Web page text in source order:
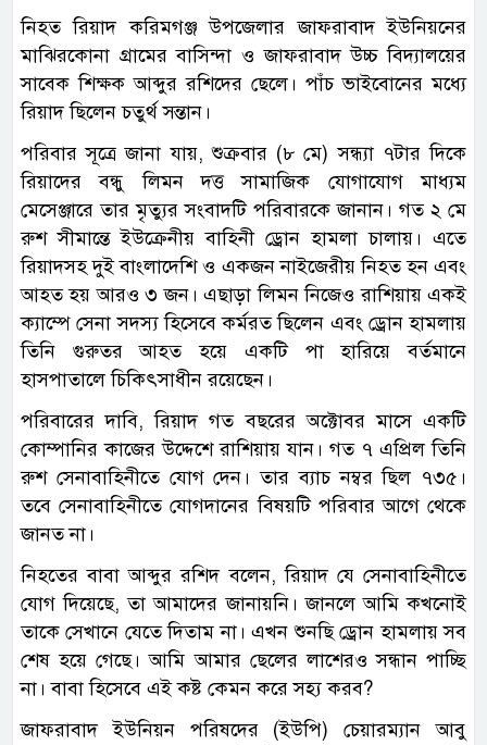
নিহত রিয়াদ করিমগঞ্জ উপজেলার জাফরাবাদ ইউনিয়নের
মাঝিরকোনা গ্রামের বাসিন্দা ও জাফরাবাদ উচ্চ বিদ্যালয়ের
সাবেক শিক্ষক আব্দুর রশিদের ছেলে। পাঁচ ভাইবোনের মধ্যে
রিয়াদ ছিলেন চতুর্থ সন্তান।
পরিবার সূত্রে জানা যায়, শুক্রবার (৮ মে) সন্ধ্যা ৭টার দিকে
রিয়াদের বন্ধু লিমন দত্ত সামাজিক যোগাযোগ মাধ্যম
মেসেঞ্জারে তার মৃত্যুর সংবাদটি পরিবারকে জানান। গত ২ মে
রুশ সীমান্তে ইউক্রেনীয় বাহিনী ড্রোন হামলা চালায়। এতে
রিয়াদসহ দুই বাংলাদেশি ও একজন নাইজেরীয় নিহত হন এবং
আহত হয় আরও ৩ জন। এছাড়া লিমন নিজেও রাশিয়ায় একই
ক্যাম্পে সেনা সদস্য হিসেবে কর্মরত ছিলেন এবং ড্রোন হামলায়
তিনি গুরুতর আহত হয়ে একটি পা হারিয়ে বর্তমানে
হাসপাতালে চিকিৎসাধীন রয়েছেন।
পরিবারের দাবি, রিয়াদ গত বছরের অক্টোবর মাসে একটি
কোম্পানির কাজের উদ্দেশে রাশিয়ায় যান। গত ৭ এপ্রিল তিনি
রুশ সেনাবাহিনীতে যোগ দেন। তার ব্যাচ নম্বর ছিল ৭৩৫।
তবে সেনাবাহিনীতে যোগদানের বিষয়টি পরিবার আগে থেকে
জানত না।
নিহতের বাবা আব্দুর রশিদ বলেন, রিয়াদ যে সেনাবাহিনীতে
যোগ দিয়েছে, তা আমাদের জানায়নি। জানলে আমি কখনোই
তাকে সেখানে যেতে দিতাম না। এখন শুনছি ড্রোন হামলায় সব
শেষ হয়ে গেছে। আমি আমার ছেলের লাশেরও সন্ধান পাচ্ছি
না। বাবা হিসেবে এই কষ্ট কেমন করে সহ্য করব?
জাফরাবাদ ইউনিয়ন পরিষদের (ইউপি) চেয়ারম্যান আবু